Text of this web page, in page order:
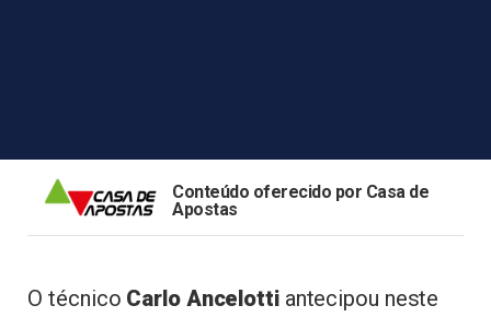
Conteúdo oferecido por Casa de
Apostas
O técnico Carlo Ancelottiantecipou neste